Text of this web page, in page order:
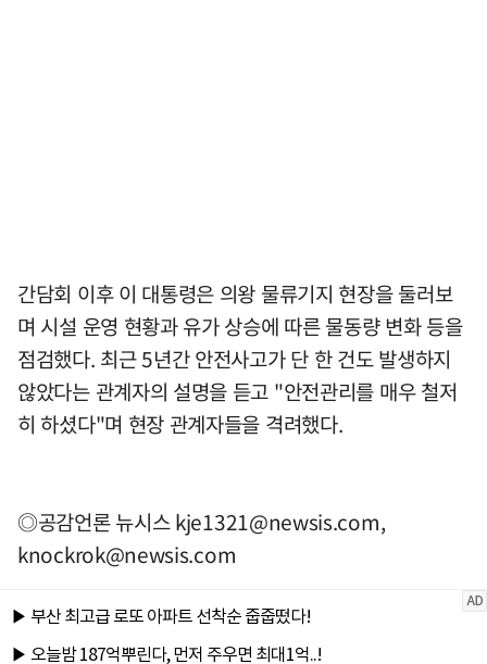
간담회 이후 이 대통령은 의왕 물류기지 현장을 둘러보
며 시설 운영 현황과 유가 상승에 따른 물동량 변화 등을
점검했다. 최근 5년간 안전사고가 단 한 건도 발생하지
않았다는 관계자의 설명을 듣고 "안전관리를 매우 철저
히 하셨다"며 현장 관계자들을 격려했다.
◎공감언론 뉴시스kje1321@newsis.com,
knockrok@newsis.com